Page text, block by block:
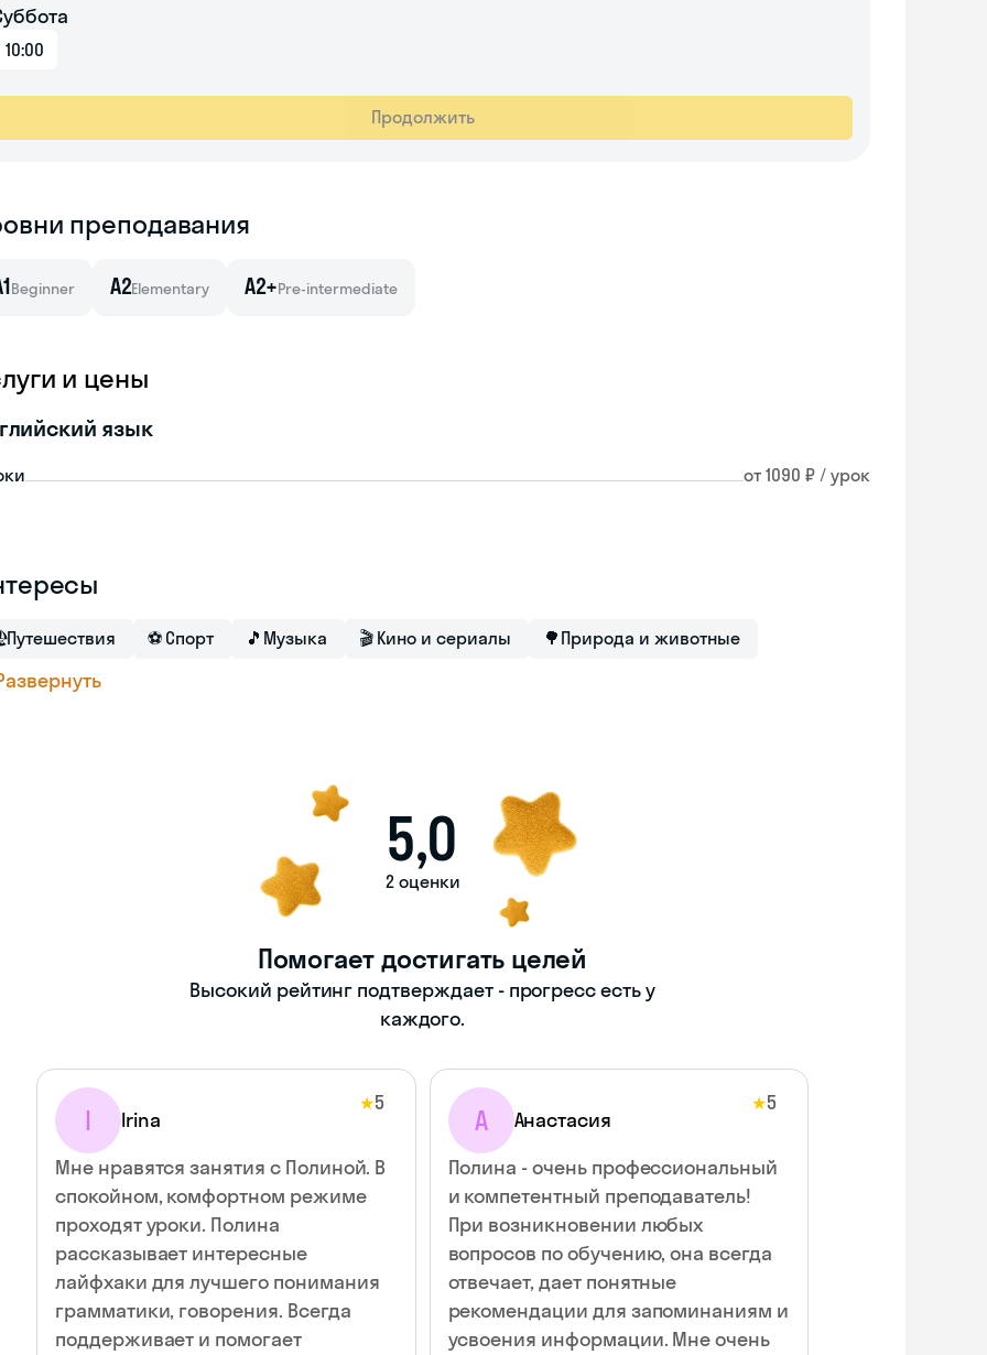
10:00
Продолжить
преподавания
Beginner A2Elementary A2+Pre-intermediate
и цены
язык
от 1090 ₽ / урок
Путешествия ⚽ Спорт 🎵 Музыка 🎬 Кино и сериалы 🌳 Природа и животные
5,0
2 оценки
Помогает достигать целей
Высокий рейтинг подтверждает - прогресс есть у
каждого.
I Irina
★5
Мне нравятся занятия с Полиной. В
спокойном, комфортном режиме
проходят уроки. Полина
рассказывает интересные
лайфхаки для лучшего понимания
грамматики, говорения. Всегда
поддерживает и помогает
А Анастасия
★5
Полина - очень профессиональный
и компетентный преподаватель!
При возникновении любых
вопросов по обучению, она всегда
отвечает, дает понятные
рекомендации для запоминаниям и
усвоения информации. Мне очень